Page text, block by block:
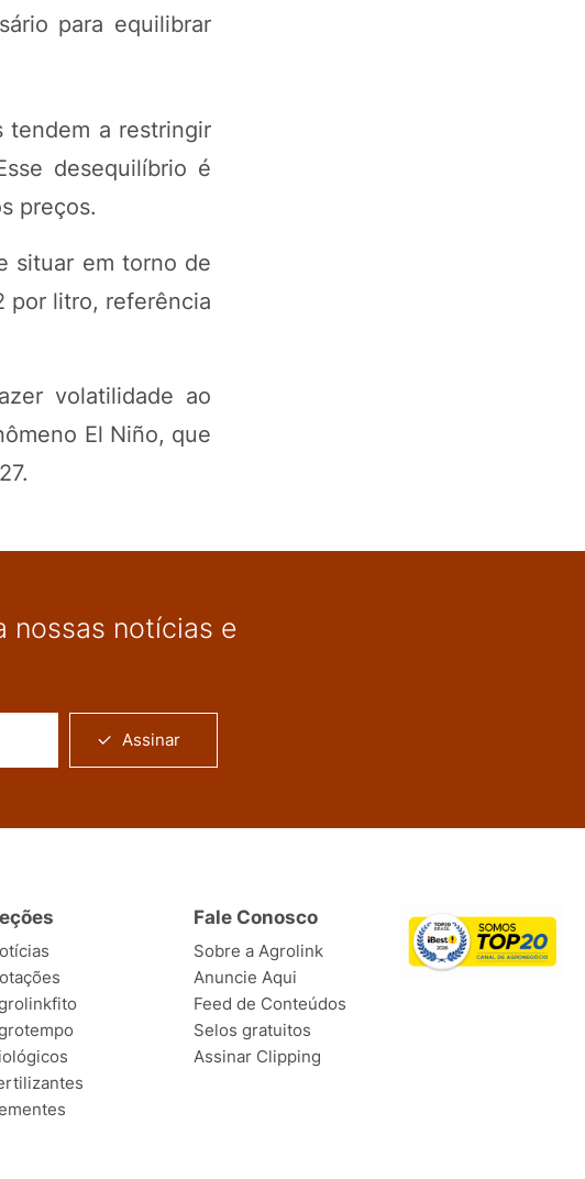
para equilibrar
tendem a restringir
desequilíbrio é
preços.
situar em torno de
por litro, referência
volatilidade ao
El Niño, que
nossas notícias e
Assinar
Fale Conosco
Sobre a Agrolink
Anuncie Aqui
Feed de Conteúdos
Selos gratuitos
Assinar Clipping